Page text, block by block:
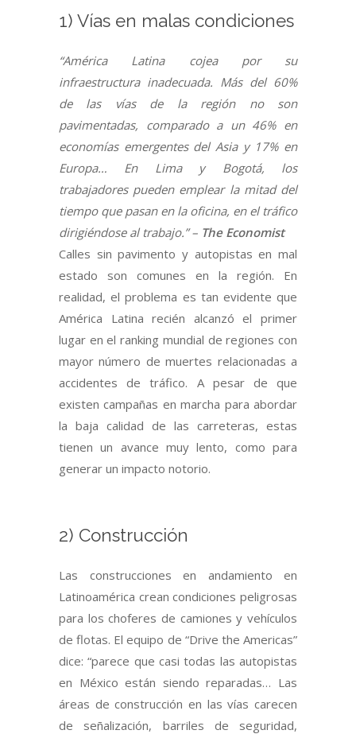
1) Vías en malas condiciones
“América Latina cojea por su
infraestructura inadecuada. Más del 60%
de las vías de la región no son
pavimentadas, comparado a un 46% en
economías emergentes del Asia y 17% en
Europa… En Lima y Bogotá, los
trabajadores pueden emplear la mitad del
tiempo que pasan en la oficina, en el tráfico
dirigiéndose al trabajo.” – The Economist
Calles sin pavimento y autopistas en mal
estado son comunes en la región. En
realidad, el problema es tan evidente que
América Latina recién alcanzó el primer
lugar en el ranking mundial de regiones con
mayor número de muertes relacionadas a
accidentes de tráfico. A pesar de que
existen campañas en marcha para abordar
la baja calidad de las carreteras, estas
tienen un avance muy lento, como para
generar un impacto notorio.
2) Construcción
Las construcciones en andamiento en
Latinoamérica crean condiciones peligrosas
para los choferes de camiones y vehículos
de flotas. El equipo de “Drive the Americas”
dice: “parece que casi todas las autopistas
en México están siendo reparadas… Las
áreas de construcción en las vías carecen
de señalización, barriles de seguridad,